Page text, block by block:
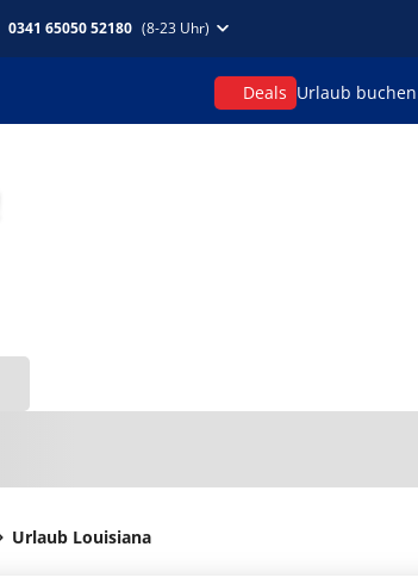
0341 65050 52180 (8-23 Uhr)
Deals Urlaub buchen
Urlaub Louisiana